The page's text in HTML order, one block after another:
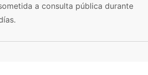
a consulta pública durante